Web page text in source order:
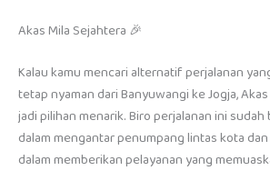
Akas Mila Sejahtera 🎉
Kalau kamu mencari alternatif perjalanan
tetap nyaman dari Banyuwangi ke Jogja,
jadi pilihan menarik. Biro perjalanan ini
dalam mengantar penumpang lintas kota
dalam memberikan pelayanan yang